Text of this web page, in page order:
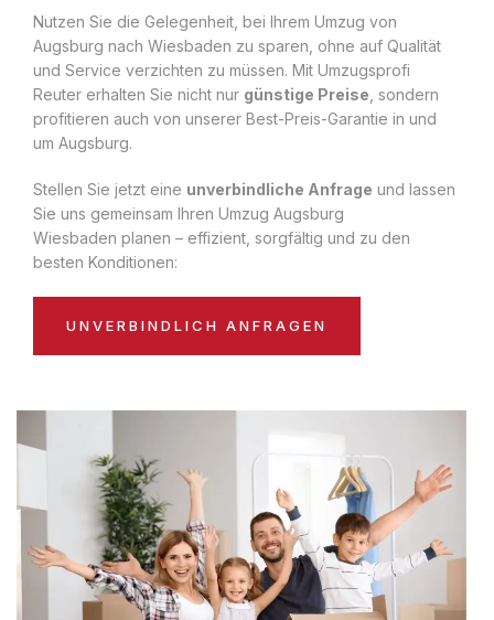
Nutzen Sie die Gelegenheit, bei Ihrem Umzug von
Augsburg nach Wiesbaden zu sparen, ohne auf Qualität
und Service verzichten zu müssen. Mit Umzugsprofi
Reuter erhalten Sie nicht nur günstige Preise , sondern
profitieren auch von unserer Best-Preis-Garantie in und
um Augsburg.
Stellen Sie jetzt eine unverbindliche Anfrage und lassen
Sie uns gemeinsam Ihren Umzug Augsburg
Wiesbaden planen – effizient, sorgfältig und zu den
besten Konditionen:
UNVERBINDLICH ANFRAGEN